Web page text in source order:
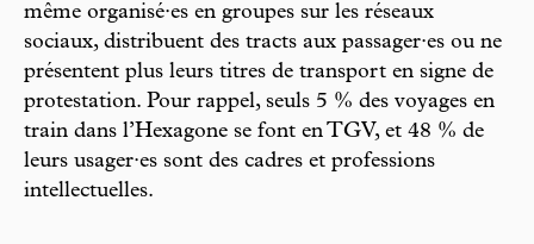
même organisé·es en groupes sur les réseaux
sociaux, distribuent des tracts aux passager·es ou ne
présentent plus leurs titres de transport en signe de
protestation. Pour rappel, seuls 5 % des voyages en
train dans l’Hexagone se font en TGV, et 48 % de
leurs usager·es sont des cadres et professions
intellectuelles.